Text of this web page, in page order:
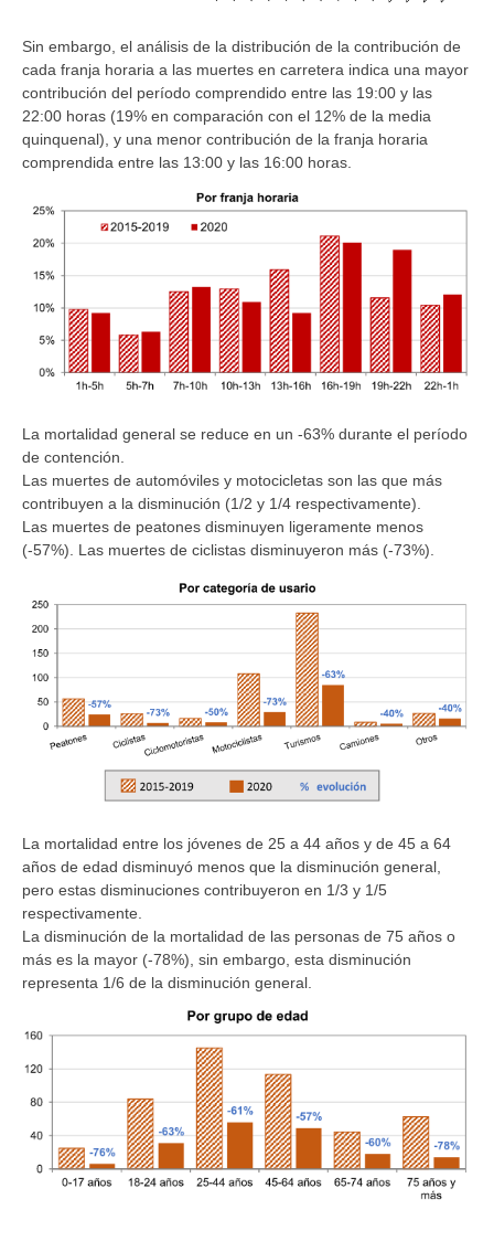
Sin embargo, el análisis de la distribución de la contribución de
cada franja horaria a las muertes en carretera indica una mayor
contribución del período comprendido entre las 19:00 y las
22:00 horas (19% en comparación con el 12% de la media
quinquenal), y una menor contribución de la franja horaria
comprendida entre las 13:00 y las 16:00 horas.
La mortalidad general se reduce en un -63% durante el período
de contención.
Las muertes de automóviles y motocicletas son las que más
contribuyen a la disminución (1/2 y 1/4 respectivamente).
Las muertes de peatones disminuyen ligeramente menos
(-57%). Las muertes de ciclistas disminuyeron más (-73%).
La mortalidad entre los jóvenes de 25 a 44 años y de 45 a 64
años de edad disminuyó menos que la disminución general,
pero estas disminuciones contribuyeron en 1/3 y 1/5
respectivamente.
La disminución de la mortalidad de las personas de 75 años o
más es la mayor (-78%), sin embargo, esta disminución
representa 1/6 de la disminución general.